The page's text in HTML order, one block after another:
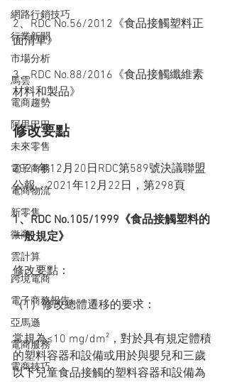
網路行銷技巧
行業新聞
市場分析
馬雲
電商趨勢
阿里巴巴
未來零售
電子商務
電商物流
新零售
微商
雲計算
跨境電商
電子商務報告
亞馬遜
電商服務
電商技巧
2、RDC No.56/2012《食品接觸塑料正
面清單》
3、RDC No.88/2016《食品接觸纖維素
材料和製品》
修改要點
2021年12月20日RDC第589號決議聯盟
公報，2021年12月22日，第298頁
1、RDC No.105/1999《食品接觸塑料的
一般規定》
修改要點：
（1）修改總體遷移的要求：
常規為≤10 mg/dm²，對於具有規定體積
的塑料容器和設備或用於與嬰兒和三歲
以下兒童食品接觸的塑料容器和設備為